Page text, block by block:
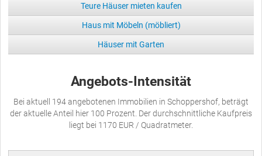
Teure Häuser mieten kaufen
Haus mit Möbeln (möbliert)
Häuser mit Garten
Angebots-Intensität
Bei aktuell 194 angebotenen Immobilien in Schoppershof, beträgt
der aktuelle Anteil hier 100 Prozent. Der durchschnittliche Kaufpreis
liegt bei 1170 EUR / Quadratmeter.